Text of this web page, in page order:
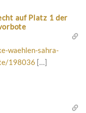
auf Platz 1 der
waehlen-sahra-
198036 […]